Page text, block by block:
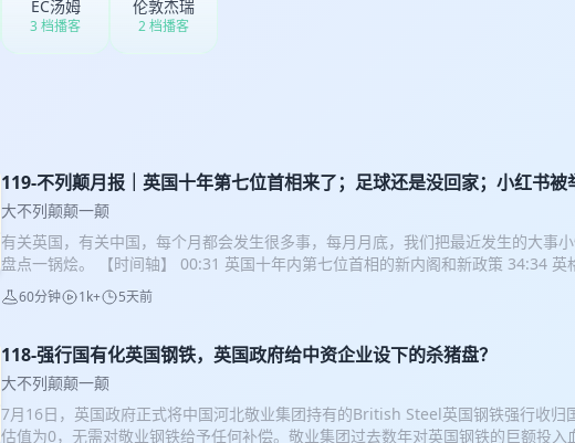
EC汤姆
3 档播客
伦敦杰瑞
2 档播客
119-不列颠月报｜英国十年第七位首相来了；足球还是没回家；小红书被
的一束光
大不列颠颠一颠
有关英国，有关中国，每个月都会发生很多事，每月月底，我们把最近发生的大事
盘点一锅烩。 【时间轴】 00:31 英国十年内第七位首相的新内阁和新政策 34:34 英
球带回家，输在哪里？ 41:36 改革党成员被残忍杀害，社会撕裂在加剧？ 48:41 小
纷，资本的算计，牛马的反抗 【本期主播】 小新｜Tom｜Jerry｜发癫的肖恩 【制
目《完美五度》：有娃中年人轻松聊古典音乐 主播Jerry个人solo节目《杰叔看世界
世界热点政经时事
60分钟 1k+ 5天前
118-强行国有化英国钢铁，英国政府给中资企业设下的杀猪盘？
大不列颠颠一颠
7月16日，英国政府正式将中国河北敬业集团持有的British Steel英国钢铁强行收归
估值为0，无需对敬业钢铁给予任何补偿。敬业集团过去数年对英国钢铁的巨额投入